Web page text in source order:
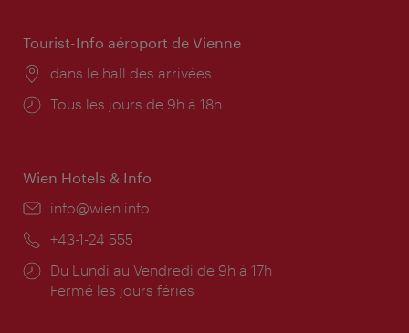
Tourist-Info aéroport de Vienne
Lieu:
dans le hall des arrivées
Horaires
Tous les jours de 9h à 18h
Wien Hotels & Info
E-
info@wien.info
Téléphone:
+43-1-24 555
Horaires
d'ouverture:
Du Lundi au Vendredi de 9h à 17h
Fermé les jours fériés